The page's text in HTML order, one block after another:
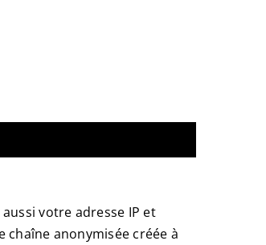
votre adresse IP et
anonymisée créée à